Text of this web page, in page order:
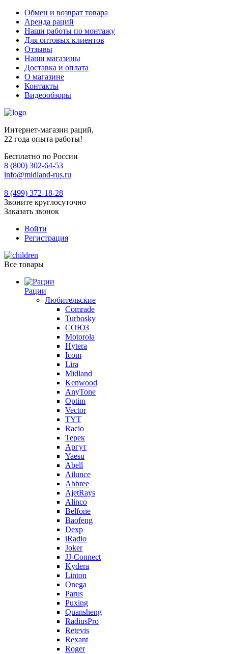
Обмен и возврат товара
Аренда раций
Наши работы по монтажу
Для оптовых клиентов
Отзывы
Наши магазины
Доставка и оплата
О магазине
Контакты
Видеообзоры
Интернет-магазин раций,
22 года опыта работы!
Бесплатно по России
8 (800) 302-64-53
info@midland-rus.ru
8 (499) 372-18-28
Звоните круглосуточно
Заказать звонок
Войти
Регистрация
Все товары
Рации
Любительские
Comrade
Turbosky
СОЮЗ
Motorola
Hytera
Icom
Lira
Midland
Kenwood
AnyTone
Optim
Vector
TYT
Racio
Терек
Аргут
Yaesu
Abell
Ailunce
Abbree
AjetRays
Alinco
Belfone
Baofeng
Dexp
iRadio
Joker
JJ-Connect
Kydera
Linton
Onega
Parus
Puxing
Quansheng
RadiusPro
Retevis
Rexant
Roger